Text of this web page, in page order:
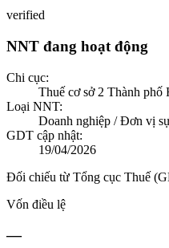
verified
NNT đang hoạt động
Chi cục:
Thuế cơ sở 2 Thành
Loại NNT:
Doanh nghiệp / Đơn vị
GDT cập nhật:
19/04/2026
Đối chiếu từ Tổng cục Thuế
Vốn điều lệ
—